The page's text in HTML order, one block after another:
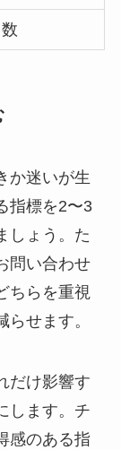
か迷いが生
指標を2〜3
しょう。た
問い合わせ
ちらを重視
せます。
だけ影響す
します。チ
感のある指